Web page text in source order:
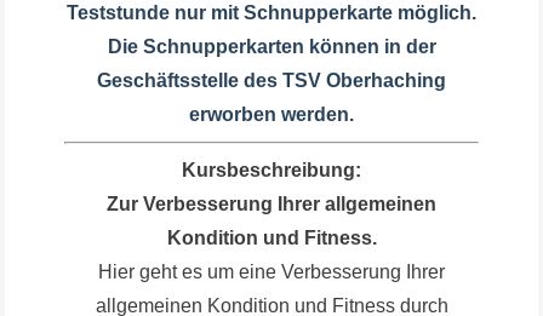
Teststunde nur mit Schnupperkarte möglich.
Die Schnupperkarten können in der
Geschäftsstelle des TSV Oberhaching
erworben werden.
Kursbeschreibung:
Zur Verbesserung Ihrer allgemeinen
Kondition und Fitness.
Hier geht es um eine Verbesserung Ihrer
allgemeinen Kondition und Fitness durch